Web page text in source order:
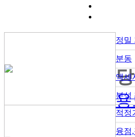
정밀
분동
액세
분석
적정
융점